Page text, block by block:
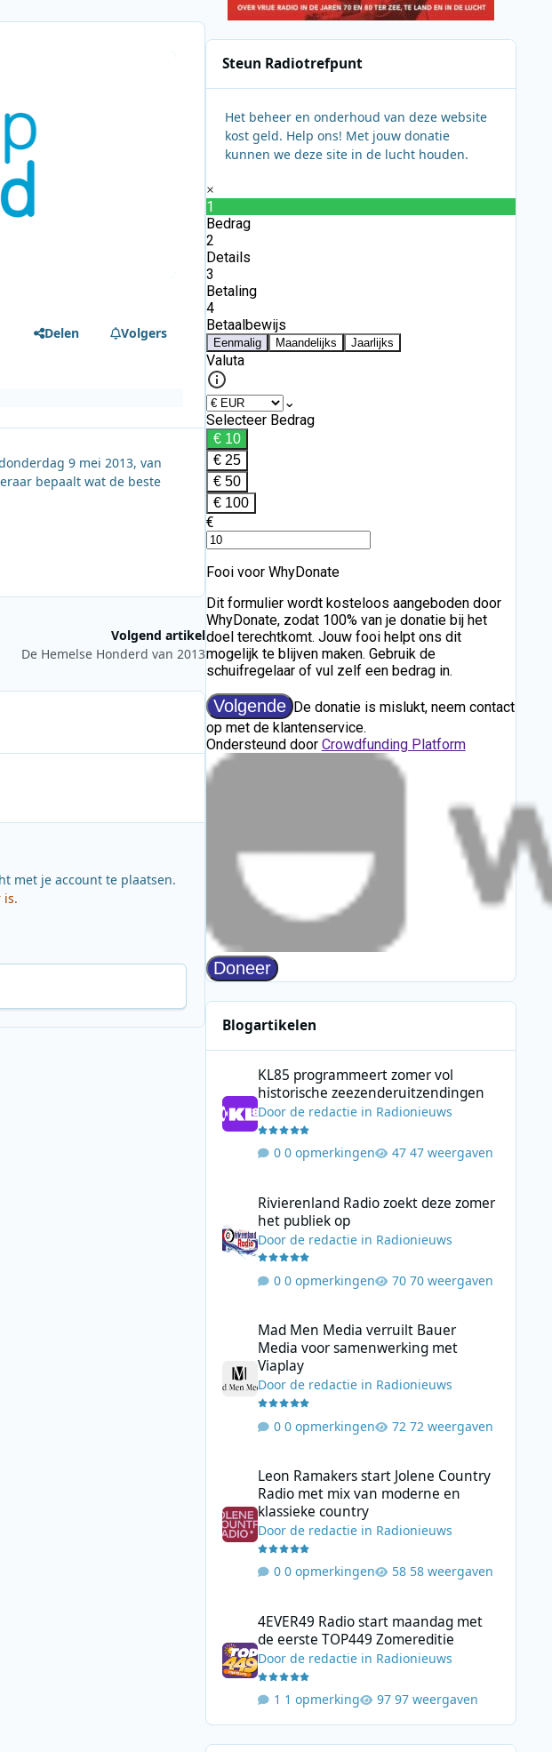
Delen Volgers
9 mei 2013, van
bepaalt wat de beste
Volgend artikel
De Hemelse Honderd van 2013
met je account te plaatsen.
is.
Steun Radiotrefpunt
Het beheer en onderhoud van deze website
kost geld. Help ons! Met jouw donatie
kunnen we deze site in de lucht houden.
Blogartikelen
KL85 programmeert zomer vol
historische zeezenderuitzendingen
Door de redactiein Radionieuws
0 opmerkingen 47 weergaven
Rivierenland Radio zoekt deze zomer
het publiek op
Door de redactiein Radionieuws
0 opmerkingen 70 weergaven
Mad Men Media verruilt Bauer
Media voor samenwerking met
Viaplay
Door de redactiein Radionieuws
0 opmerkingen 72 weergaven
Leon Ramakers start Jolene Country
Radio met mix van moderne en
klassieke country
Door de redactiein Radionieuws
0 opmerkingen 58 weergaven
4EVER49 Radio start maandag met
de eerste TOP449 Zomereditie
Door de redactiein Radionieuws
1 opmerking 97 weergaven